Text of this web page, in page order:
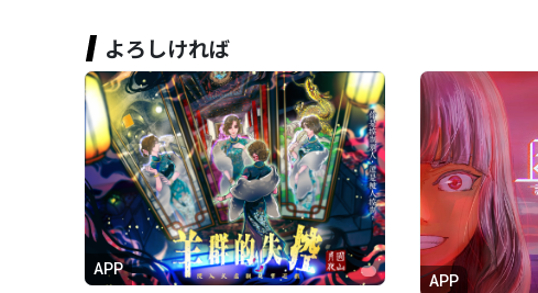
普普
熊宥晴
2026-05-15 15:07:19 ★★★★★
好喔
還不錯玩
よろしければ
APP
APP